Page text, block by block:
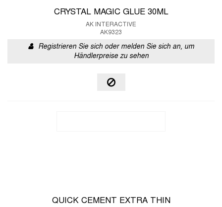
CRYSTAL MAGIC GLUE 30ML
AK INTERACTIVE
AK9323
Registrieren Sie sich oder melden Sie sich an, um
Händlerpreise zu sehen
QUICK CEMENT EXTRA THIN